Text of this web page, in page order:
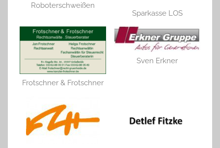
Roboterschweißen
Sparkasse LOS
Frotschner & Frotschner
Sven Erkner